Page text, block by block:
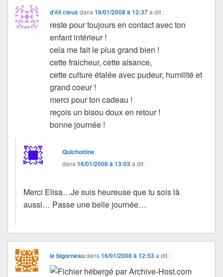
d'éli cieux dans16/01/2008 à 12:37 a dit :
reste pour toujours en contact avec ton
enfant intérieur !
cela me fait le plus grand bien !
cette fraicheur, cette aisance,
cette culture étalée avec pudeur, humilité et
grand coeur !
merci pour ton cadeau !
reçois un bisou doux en retour !
bonne journée !
Quichottine
dans16/01/2008 à 13:03a dit :
Merci Elisa…Je suis heureuse que tu sois là
aussi… Passe une belle journée…
le bigorneaudans16/01/2008 à 12:53 a dit :